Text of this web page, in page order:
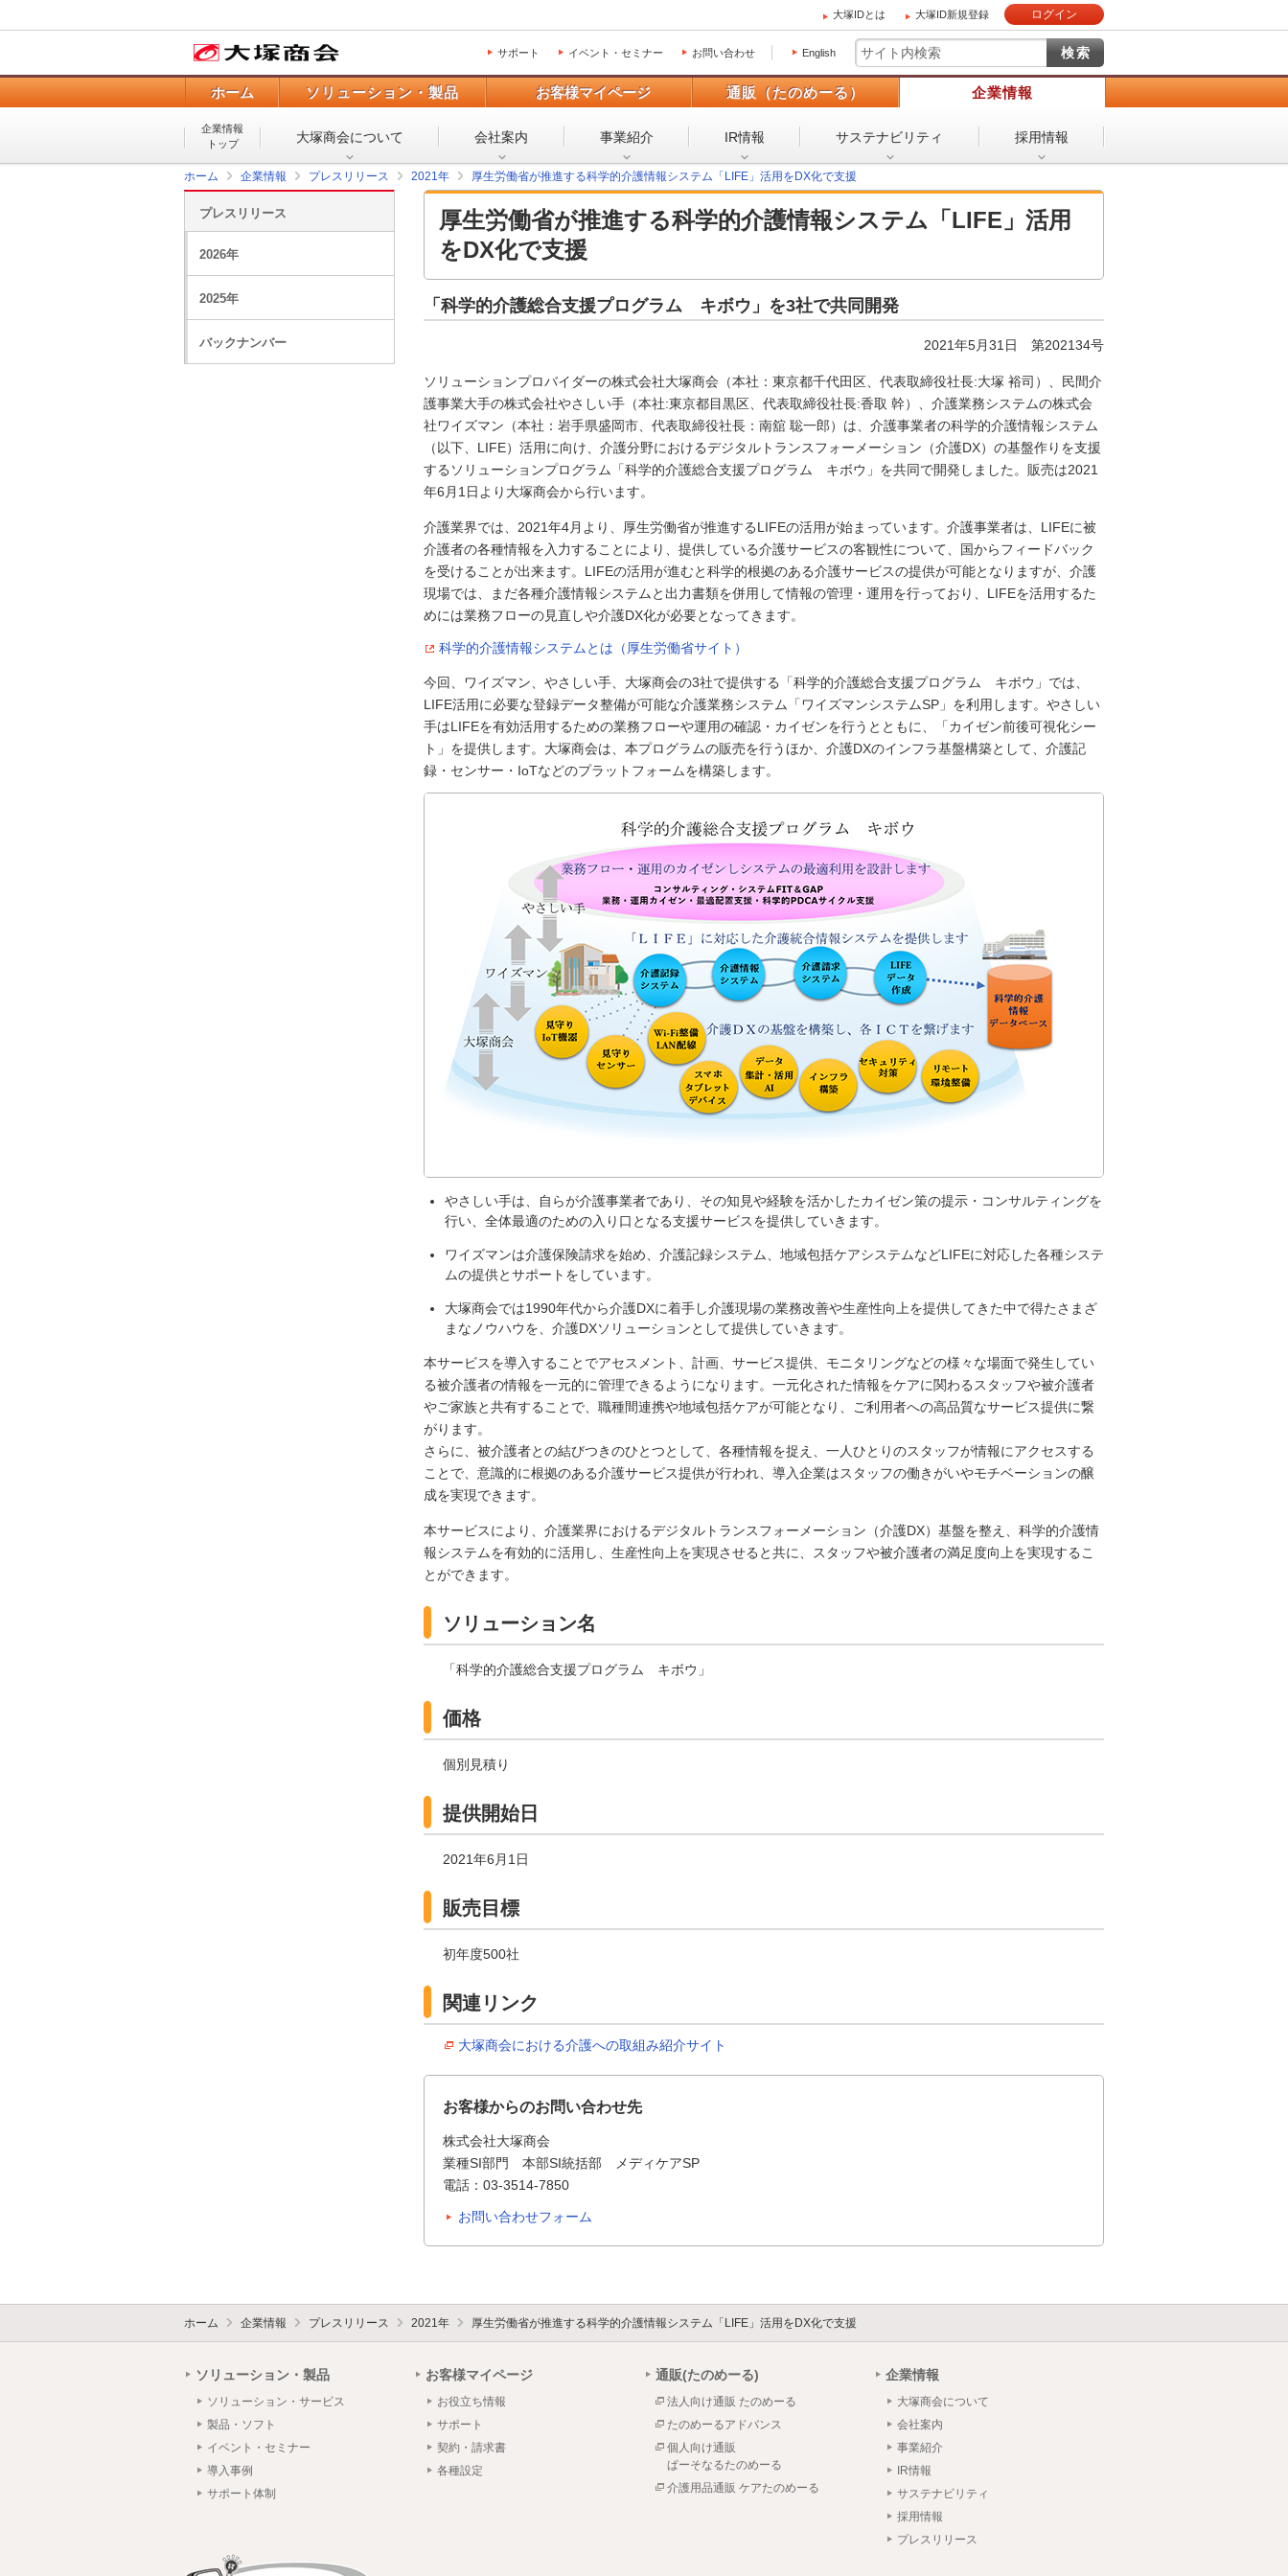
大塚IDとは 大塚ID新規登録 ログイン
サポート イベント・セミナー お問い合わせ English
ホーム ソリューション・製品 お客様マイページ 通販（たのめーる） 企業情報
企業情報
トップ
大塚商会について 会社案内 事業紹介 IR情報 サステナビリティ 採用情報
ホーム 企業情報 プレスリリース 2021年 厚生労働省が推進する科学的介護情報システム「LIFE」活用をDX化で支援
厚生労働省が推進する科学的介護情報システム「LIFE」活用
をDX化で支援
「科学的介護総合支援プログラム キボウ」を3社で共同開発
2021年5月31日 第202134号
ソリューションプロバイダーの株式会社大塚商会（本社：東京都千代田区、代表取締役社長:大塚 裕司）、民間介
護事業大手の株式会社やさしい手（本社:東京都目黒区、代表取締役社長:香取 幹）、介護業務システムの株式会
社ワイズマン（本社：岩手県盛岡市、代表取締役社長：南舘 聡一郎）は、介護事業者の科学的介護情報システム
（以下、LIFE）活用に向け、介護分野におけるデジタルトランスフォーメーション（介護DX）の基盤作りを支援
するソリューションプログラム「科学的介護総合支援プログラム キボウ」を共同で開発しました。販売は2021
年6月1日より大塚商会から行います。
介護業界では、2021年4月より、厚生労働省が推進するLIFEの活用が始まっています。介護事業者は、LIFEに被
介護者の各種情報を入力することにより、提供している介護サービスの客観性について、国からフィードバック
を受けることが出来ます。LIFEの活用が進むと科学的根拠のある介護サービスの提供が可能となりますが、介護
現場では、まだ各種介護情報システムと出力書類を併用して情報の管理・運用を行っており、LIFEを活用するた
めには業務フローの見直しや介護DX化が必要となってきます。
科学的介護情報システムとは（厚生労働省サイト）
今回、ワイズマン、やさしい手、大塚商会の3社で提供する「科学的介護総合支援プログラム キボウ」では、
LIFE活用に必要な登録データ整備が可能な介護業務システム「ワイズマンシステムSP」を利用します。やさしい
手はLIFEを有効活用するための業務フローや運用の確認・カイゼンを行うとともに、「カイゼン前後可視化シー
ト」を提供します。大塚商会は、本プログラムの販売を行うほか、介護DXのインフラ基盤構築として、介護記
録・センサー・IoTなどのプラットフォームを構築します。
やさしい手は、自らが介護事業者であり、その知見や経験を活かしたカイゼン策の提示・コンサルティングを
行い、全体最適のための入り口となる支援サービスを提供していきます。
ワイズマンは介護保険請求を始め、介護記録システム、地域包括ケアシステムなどLIFEに対応した各種システ
ムの提供とサポートをしています。
大塚商会では1990年代から介護DXに着手し介護現場の業務改善や生産性向上を提供してきた中で得たさまざ
まなノウハウを、介護DXソリューションとして提供していきます。
本サービスを導入することでアセスメント、計画、サービス提供、モニタリングなどの様々な場面で発生してい
る被介護者の情報を一元的に管理できるようになります。一元化された情報をケアに関わるスタッフや被介護者
やご家族と共有することで、職種間連携や地域包括ケアが可能となり、ご利用者への高品質なサービス提供に繋
がります。
さらに、被介護者との結びつきのひとつとして、各種情報を捉え、一人ひとりのスタッフが情報にアクセスする
ことで、意識的に根拠のある介護サービス提供が行われ、導入企業はスタッフの働きがいやモチベーションの醸
成を実現できます。
本サービスにより、介護業界におけるデジタルトランスフォーメーション（介護DX）基盤を整え、科学的介護情
報システムを有効的に活用し、生産性向上を実現させると共に、スタッフや被介護者の満足度向上を実現するこ
とができます。
ソリューション名
「科学的介護総合支援プログラム キボウ」
価格
個別見積り
提供開始日
2021年6月1日
販売目標
初年度500社
関連リンク
大塚商会における介護への取組み紹介サイト
お客様からのお問い合わせ先
株式会社大塚商会
業種SI部門 本部SI統括部 メディケアSP
電話：03-3514-7850
お問い合わせフォーム
プレスリリース
2026年
2025年
バックナンバー
ホーム 企業情報 プレスリリース 2021年 厚生労働省が推進する科学的介護情報システム「LIFE」活用をDX化で支援
ソリューション・製品
ソリューション・サービス
製品・ソフト
イベント・セミナー
導入事例
サポート体制
お客様マイページ
お役立ち情報
サポート
契約・請求書
各種設定
通販(たのめーる)
法人向け通販 たのめーる
たのめーるアドバンス
個人向け通販
ぱーそなるたのめーる
介護用品通販 ケアたのめーる
企業情報
大塚商会について
会社案内
事業紹介
IR情報
サステナビリティ
採用情報
プレスリリース